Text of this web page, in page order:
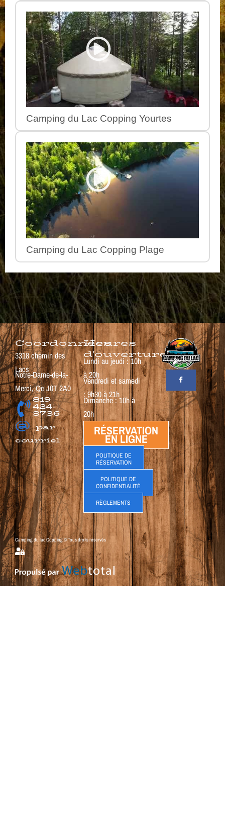
Camping du Lac Copping Yourtes
Camping du Lac Copping Plage
Coordonnées
3318 chemin des
Lacs
Notre-Dame-de-la-
Merci, Qc J0T 2A0
819
424-
3736
@par
courriel
Heures
d'ouverture
Lundi au jeudi : 10h
à 20h
Vendredi et samedi
: 9h30 à 21h
Dimanche : 10h à
20h
RÉSERVATION
EN LIGNE
POLITIQUE DE
RÉSERVATION
POLITIQUE DE
CONFIDENTIALITÉ
RÈGLEMENTS
Camping du lac Copping © Tous droits réservés